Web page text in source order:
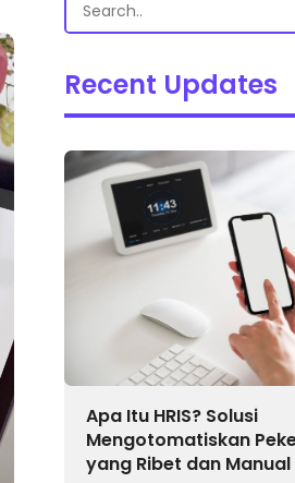
Recent Updates
Apa Itu HRIS? Solusi
Mengotomatiskan
yang Ribet dan Manual